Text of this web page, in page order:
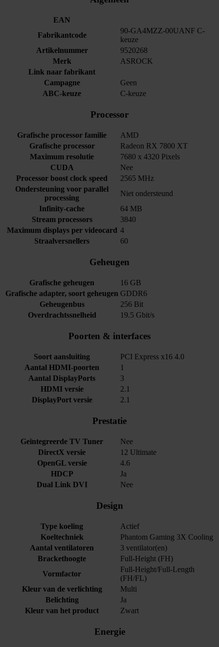
EAN
Fabrikantcode
90-GA4MZZ-00UANF C-
keuze
Artikelnummer
9520268
Merk
ASROCK
Link naar fabrikant
Campagne
Geen
ABC-keuze
C-keuze
Processor
Grafische processor familie
AMD
Grafische processor
Radeon RX 7800 XT
Maximum resolutie
7680 x 4320 Pixels
CUDA
Nee
Processor boost clock speed
2565 MHz
Ondersteuning voor parallel
processing
Niet ondersteund
Infinity-cache
64 MB
Stream processors
3840
Maximum displays per videocard 4
Straalversnellers
60
Geheugen
Grafische geheugen
16 GB
Grafische adapter, soort geheugen GDDR6
Geheugenbus
256 Bit
Overdrachtssnelheid
19.5 Gbit/s
Poorten & interfaces
Soort aansluiting
PCI Express x16 4.0
Aantal HDMI-poorten
1
Aantal DisplayPorts
3
HDMI versie
2.1
DisplayPort versie
2.1
Prestatie
Geïntegreerde TV Tuner
Nee
DirectX versie
12 Ultimate
OpenGL versie
4.6
HDCP
Ja
Dual Link DVI
Nee
Design
Type koeling
Actief
Koeltechniek
Phantom Gaming 3X Cooling
Aantal ventilatoren
3 ventilator(en)
Brackethoogte
Full-Height (FH)
Vormfactor
Full-Height/Full-Length
(FH/FL)
Kleur van de verlichting
Multi
Belichting
Ja
Kleur van het product
Zwart
Energie